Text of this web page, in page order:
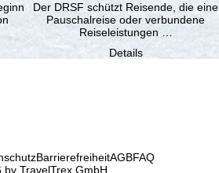
Der DRSF schützt Reisende, die eine
Pauschalreise oder verbundene
Reiseleistungen …
Details
BarrierefreiheitAGBFAQ
by TravelTrex GmbH